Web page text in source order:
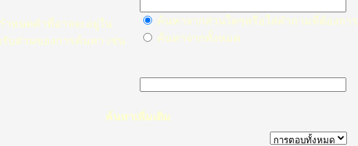
ำหนดคำที่อาจจะอยู่ใน
บส่วนของการค้นหา เช่น
ค้นหาจากส่วนใดๆหรือใส่คำถามที่ต้องการ
ค้นหาจากทั้งหมด
ค้นหาเพิ่มเติม